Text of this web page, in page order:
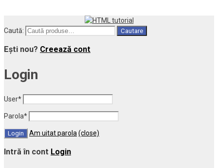
Caută: Cautare
Ești nou? Creează cont
Login
User*
Parola*
Am uitat parola (close)
Intră în cont Login